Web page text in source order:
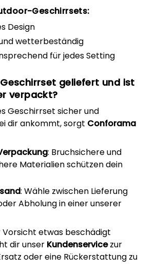
Geschirrsets:
Design
wetterbeständig
für jedes Setting
geliefert und ist
verpackt?
Geschirrset sicher und
dir ankommt, sorgt Conforama
: Bruchsichere und
Materialien schützen dein
: Wähle zwischen Lieferung
Abholung in einer unserer
etwas beschädigt
dir unser Kundenservicezur
oder eine Rückerstattung zu